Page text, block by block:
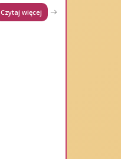
Czytaj więcej